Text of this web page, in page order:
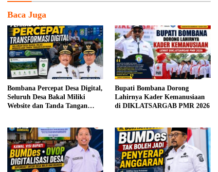
Baca Juga
Bombana Percepat Desa Digital,
Seluruh Desa Bakal Miliki
Website dan Tanda Tangan
Bupati Bombana Dorong
Lahirnya Kader Kemanusiaan
di DIKLATSARGAB PMR 2026